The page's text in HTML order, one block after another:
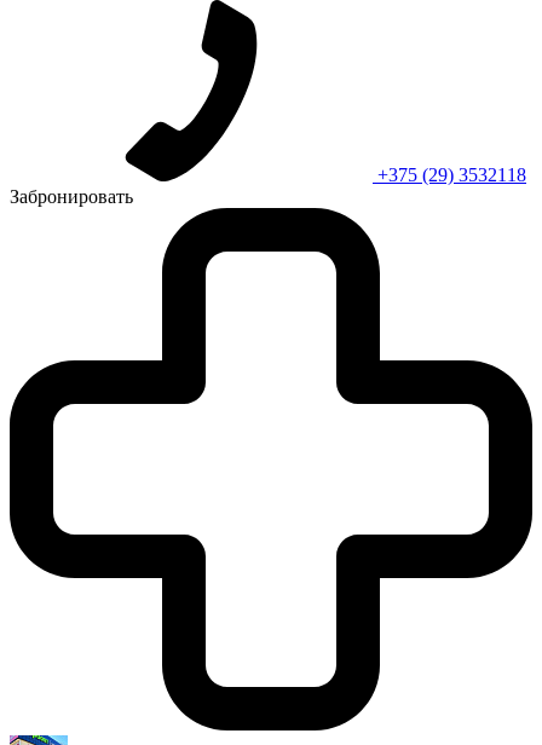
+375 (29) 3532118
Забронировать